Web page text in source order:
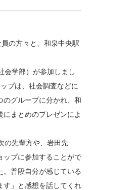
の方々と、和泉中央駅
会学部）が参加しまし
プは、社会調査などに
のグループに分かれ、和
まとめのプレゼンによ
の先輩方や、岩田先
ップに参加することがで
普段自分が感じている
す」と感想を話してくれ